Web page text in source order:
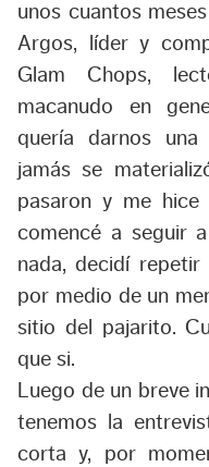
unos cuantos
Argos, líder y
Glam Chops,
macanudo en
quería darnos una
jamás se
pasaron y me
comencé a seguir
nada, decidí
por medio de un
sitio del pajarito.
que si.
Luego de un breve
tenemos la
corta y, por